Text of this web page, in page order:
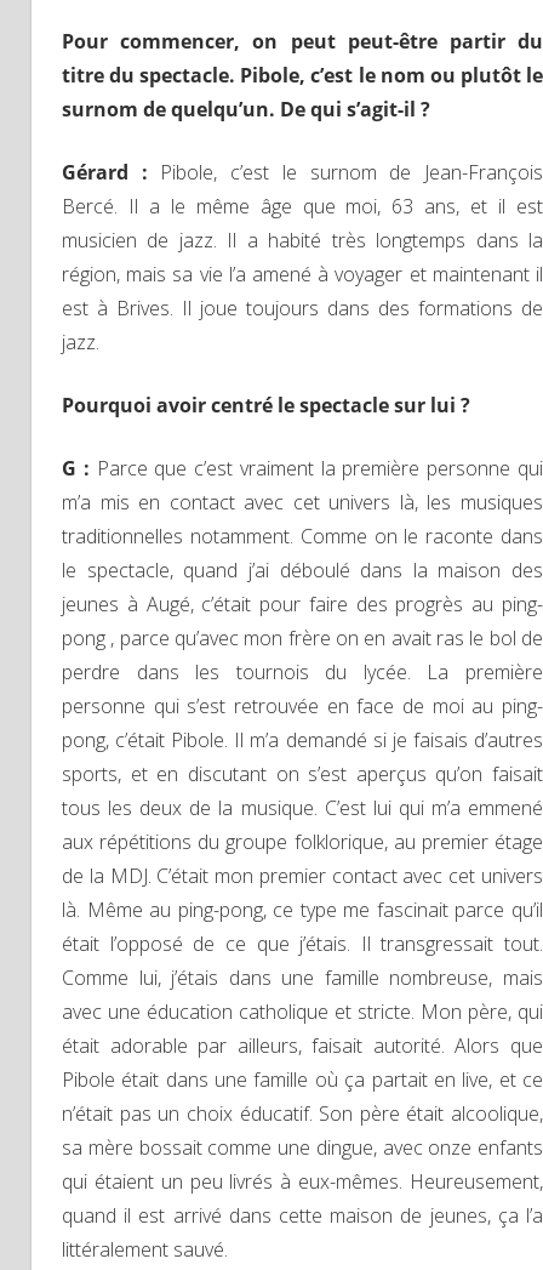
Pour commencer, on peut peut-être partir du
titre du spectacle. Pibole, c’est le nom ou plutôt le
surnom de quelqu’un. De qui s’agit-il ?
Gérard : Pibole, c’est le surnom de Jean-François
Bercé. Il a le même âge que moi, 63 ans, et il est
musicien de jazz. Il a habité très longtemps dans la
région, mais sa vie l’a amené à voyager et maintenant il
est à Brives. Il joue toujours dans des formations de
jazz.
Pourquoi avoir centré le spectacle sur lui ?
G : Parce que c’est vraiment la première personne qui
m’a mis en contact avec cet univers là, les musiques
traditionnelles notamment. Comme on le raconte dans
le spectacle, quand j’ai déboulé dans la maison des
jeunes à Augé, c’était pour faire des progrès au ping-
pong , parce qu’avec mon frère on en avait ras le bol de
perdre dans les tournois du lycée. La première
personne qui s’est retrouvée en face de moi au ping-
pong, c’était Pibole. Il m’a demandé si je faisais d’autres
sports, et en discutant on s’est aperçus qu’on faisait
tous les deux de la musique. C’est lui qui m’a emmené
aux répétitions du groupe folklorique, au premier étage
de la MDJ. C’était mon premier contact avec cet univers
là. Même au ping-pong, ce type me fascinait parce qu’il
était l’opposé de ce que j’étais. Il transgressait tout.
Comme lui, j’étais dans une famille nombreuse, mais
avec une éducation catholique et stricte. Mon père, qui
était adorable par ailleurs, faisait autorité. Alors que
Pibole était dans une famille où ça partait en live, et ce
n’était pas un choix éducatif. Son père était alcoolique,
sa mère bossait comme une dingue, avec onze enfants
qui étaient un peu livrés à eux-mêmes. Heureusement,
quand il est arrivé dans cette maison de jeunes, ça l’a
littéralement sauvé.